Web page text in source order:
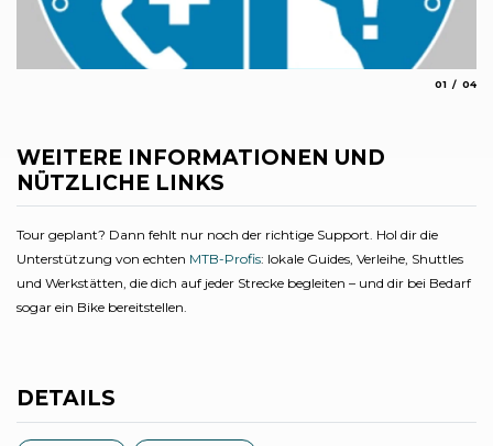
01 04
WEITERE INFORMATIONEN UND
NÜTZLICHE LINKS
Tour geplant? Dann fehlt nur noch der richtige Support. Hol dir die
Unterstützung von echten MTB-Profis: lokale Guides, Verleihe, Shuttles
und Werkstätten, die dich auf jeder Strecke begleiten – und dir bei Bedarf
sogar ein Bike bereitstellen.
DETAILS